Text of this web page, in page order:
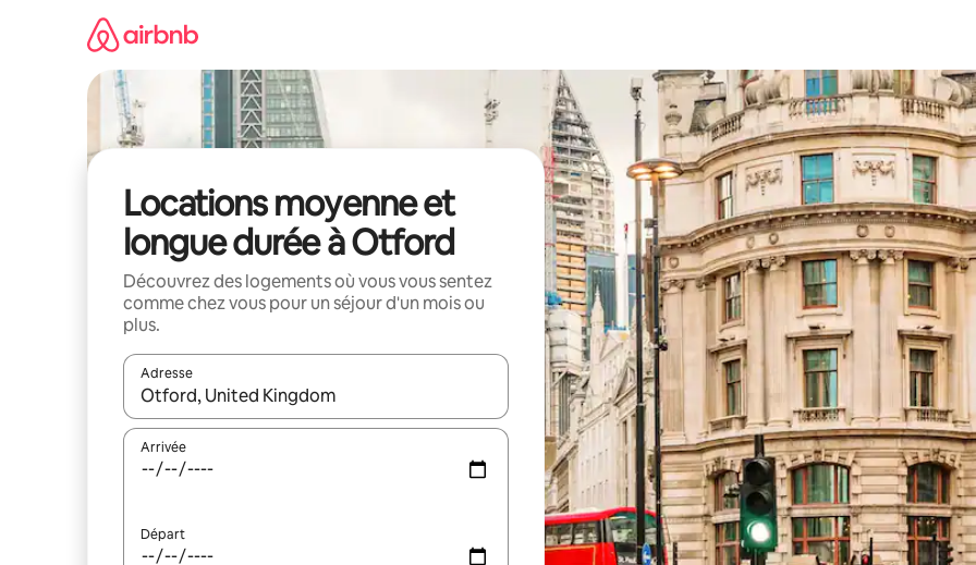
Locations moyenne et
longue durée à Otford
Découvrez des logements où vous vous sentez
comme chez vous pour un séjour d'un mois ou
plus.
Adresse
Lorsque les résultats s'affichent, utilisez les flèches vers le haut et vers le bas pour les parcourir ou en appuyant et en
Arrivée
Départ